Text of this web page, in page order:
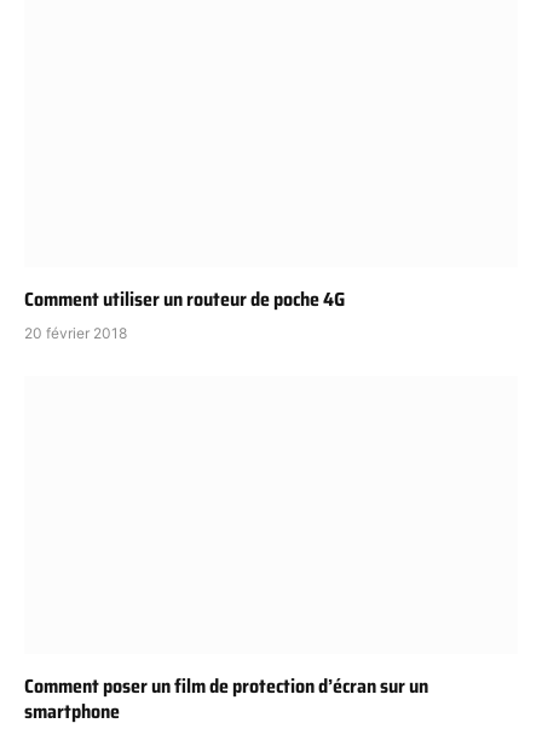
Comment utiliser un routeur de poche 4G
20 février 2018
Comment poser un film de protection d’écran sur un
smartphone